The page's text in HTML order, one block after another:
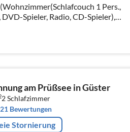
1 Pers.,
Spieler, Radio, CD-Spieler),
Toaster, Kochherd(4
am Prüßsee in Güster
2Schlafzimmer
21 Bewertungen
Stornierung